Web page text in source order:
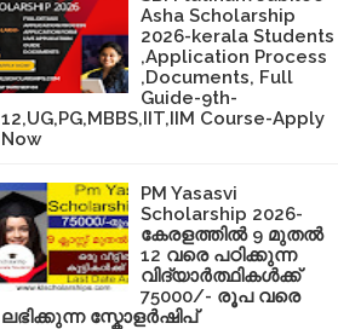
Asha Scholarship
2026-kerala Students
,Application Process
,Documents, Full
Guide-9th-
12,UG,PG,MBBS,IIT,IIM Course-Apply
Now
PM Yasasvi
Scholarship 2026-
കേരളത്തിൽ 9 മുതൽ
12 വരെ പഠിക്കുന്ന
വിദ്യാർത്ഥികൾക്ക്
75000/- രൂപ വരെ
ലഭിക്കുന്ന സ്കോളർഷിപ്